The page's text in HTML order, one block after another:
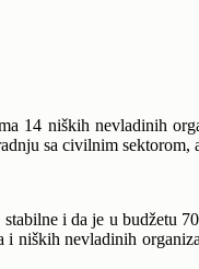
14 niških nevladinih
sa civilnim
i da je u budžetu
niških nevladinih